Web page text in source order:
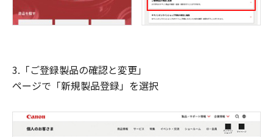
3.「ご登録製品の確認と変更」
ページで「新規製品登録」を選択